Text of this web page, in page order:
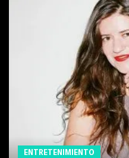
ENTRETENIMIENTO